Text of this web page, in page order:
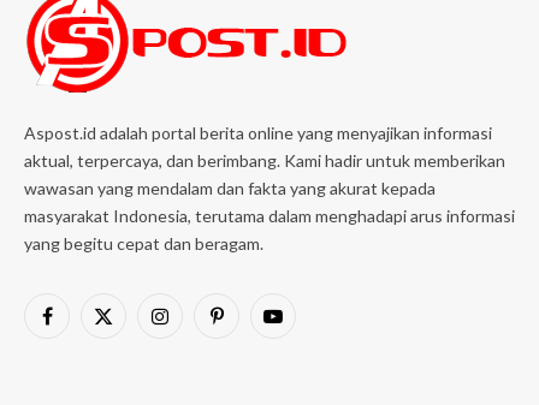
Aspost.id adalah portal berita online yang menyajikan informasi
aktual, terpercaya, dan berimbang. Kami hadir untuk memberikan
wawasan yang mendalam dan fakta yang akurat kepada
masyarakat Indonesia, terutama dalam menghadapi arus informasi
yang begitu cepat dan beragam.
Facebook
X
InstagramPinterestYouTube